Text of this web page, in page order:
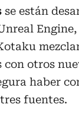
se están
Engine,
otros
haber
fuentes.